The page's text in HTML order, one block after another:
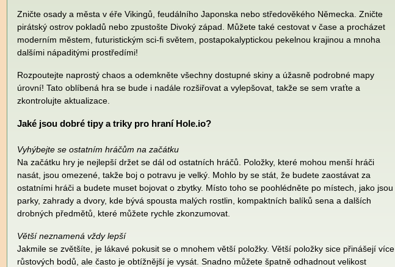
Zničte osady a města v éře Vikingů, feudálního Japonska nebo středověkého Německa. Zničte
pirátský ostrov pokladů nebo zpustošte Divoký západ. Můžete také cestovat v čase a procházet
moderním městem, futuristickým sci-fi světem, postapokalyptickou pekelnou krajinou a mnoha
dalšími nápaditými prostředími!
Rozpoutejte naprostý chaos a odemkněte všechny dostupné skiny a úžasně podrobné mapy
úrovní! Tato oblíbená hra se bude i nadále rozšiřovat a vylepšovat, takže se sem vraťte a
zkontrolujte aktualizace.
Jaké jsou dobré tipy a triky pro hraní Hole.io?
Vyhýbejte se ostatním hráčům na začátku
Na začátku hry je nejlepší držet se dál od ostatních hráčů. Položky, které mohou menší hráči
nasát, jsou omezené, takže boj o potravu je velký. Mohlo by se stát, že budete zaostávat za
ostatními hráči a budete muset bojovat o zbytky. Místo toho se poohlédněte po místech, jako jsou
parky, zahrady a dvory, kde bývá spousta malých rostlin, kompaktních balíků sena a dalších
drobných předmětů, které můžete rychle zkonzumovat.
Větší neznamená vždy lepší
Jakmile se zvětšíte, je lákavé pokusit se o mnohem větší položky. Větší položky sice přinášejí více
růstových bodů, ale často je obtížnější je vysát. Snadno můžete špatně odhadnout velikost